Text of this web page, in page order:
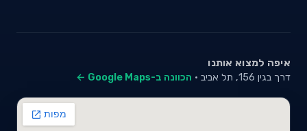
איפה למצוא אותנו
דרך בגין 156, תל אביב · הכוונה ב-Google Maps ←